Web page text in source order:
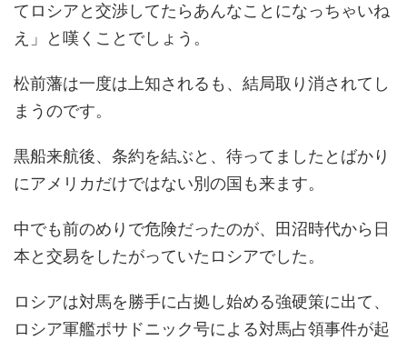
てロシアと交渉してたらあんなことになっちゃいね
え」と嘆くことでしょう。
松前藩は一度は上知されるも、結局取り消されてし
まうのです。
黒船来航後、条約を結ぶと、待ってましたとばかり
にアメリカだけではない別の国も来ます。
中でも前のめりで危険だったのが、田沼時代から日
本と交易をしたがっていたロシアでした。
ロシアは対馬を勝手に占拠し始める強硬策に出て、
ロシア軍艦ポサドニック号による対馬占領事件が起